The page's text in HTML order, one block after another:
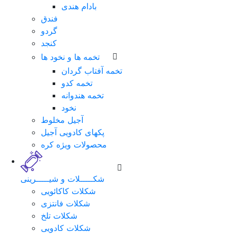
بادام هندی
فندق
گردو
کنجد
تخمه ها و نخود ها
تخمه آفتاب گردان
تخمه کدو
تخمه هندوانه
نخود
آجیل مخلوط
پکهای کادویی آجیل
محصولات ویژه کره
شکـــــلات و شیـــــرینی
شکلات کاکائویی
شکلات فانتزی
شکلات تلخ
شکلات کادویی